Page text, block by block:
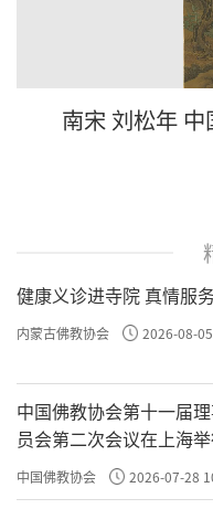
南宋 刘松年
健康义诊进寺院 真情服
内蒙古佛教协会 2026-08-
中国佛教协会第十一届
员会第二次会议在上海
中国佛教协会 2026-07-28